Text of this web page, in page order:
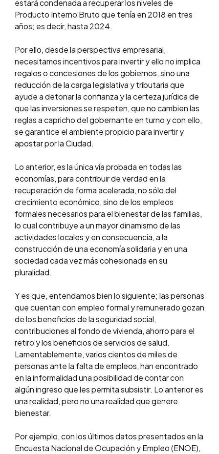
estará condenada a recuperar los niveles de
Producto Interno Bruto que tenía en 2018 en tres
años; es decir, hasta 2024.
Por ello, desde la perspectiva empresarial,
necesitamos incentivos para invertir y ello no implica
regalos o concesiones de los gobiernos, sino una
reducción de la carga legislativa y tributaria que
ayude a detonar la confianza y la certeza jurídica de
que las inversiones se respeten, que no cambien las
reglas a capricho del gobernante en turno y con ello,
se garantice el ambiente propicio para invertir y
apostar por la Ciudad.
Lo anterior, es la única vía probada en todas las
economías, para contribuir de verdad en la
recuperación de forma acelerada, no sólo del
crecimiento económico, sino de los empleos
formales necesarios para el bienestar de las familias,
lo cual contribuye a un mayor dinamismo de las
actividades locales y en consecuencia, a la
construcción de una economía solidaria y en una
sociedad cada vez más cohesionada en su
pluralidad.
Y es que, entendamos bien lo siguiente; las personas
que cuentan con empleo formal y remunerado gozan
de los beneficios de la seguridad social,
contribuciones al fondo de vivienda, ahorro para el
retiro y los beneficios de servicios de salud.
Lamentablemente, varios cientos de miles de
personas ante la falta de empleos, han encontrado
en la informalidad una posibilidad de contar con
algún ingreso que les permita subsistir. Lo anterior es
una realidad, pero no una realidad que genere
bienestar.
Por ejemplo, con los últimos datos presentados en la
Encuesta Nacional de Ocupación y Empleo (ENOE),